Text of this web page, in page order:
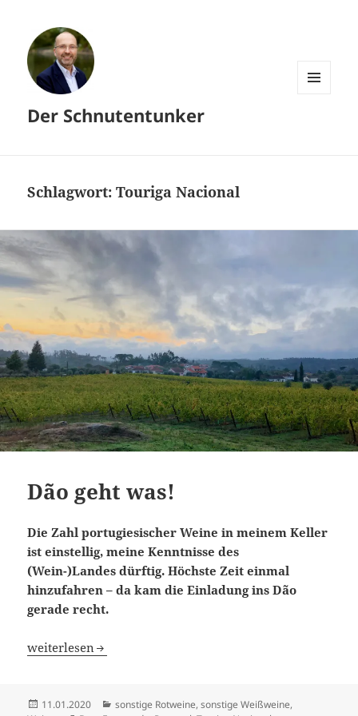
Der Schnutentunker
Schlagwort:Touriga Nacional
Dão geht was!
Die Zahl portugiesischer Weine in meinem Keller
ist einstellig, meine Kenntnisse des
(Wein-)Landes dürftig. Höchste Zeit einmal
hinzufahren – da kam die Einladung ins Dão
gerade recht.
Dão geht was!
weiterlesen
Veröffentlicht
11.01.2020 Kategorien
sonstige Rotweine,sonstige Weißweine,